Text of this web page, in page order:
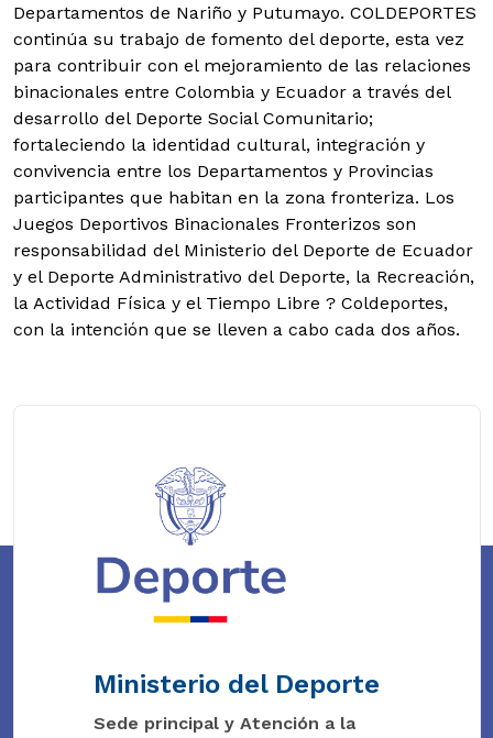
Departamentos de Nariño y Putumayo. COLDEPORTES
continúa su trabajo de fomento del deporte, esta vez
para contribuir con el mejoramiento de las relaciones
binacionales entre Colombia y Ecuador a través del
desarrollo del Deporte Social Comunitario;
fortaleciendo la identidad cultural, integración y
convivencia entre los Departamentos y Provincias
participantes que habitan en la zona fronteriza. Los
Juegos Deportivos Binacionales Fronterizos son
responsabilidad del Ministerio del Deporte de Ecuador
y el Deporte Administrativo del Deporte, la Recreación,
la Actividad Física y el Tiempo Libre ? Coldeportes,
con la intención que se lleven a cabo cada dos años.
Ministerio del Deporte
Sede principal y Atención a la